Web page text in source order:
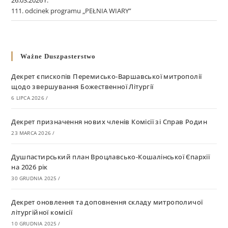
111. odcinek programu „PEŁNIA WIARY”
Ważne Duszpasterstwo
Декрет єпископів Перемисько-Варшавської митрополії
щодо звершування Божественної Літургії
6 LIPCA 2026 /
Декрет призначення нових членів Комісії зі Справ Родин
23 MARCA 2026 /
Душпастирський план Вроцлавсько-Кошалінської Єпархії
на 2026 рік
30 GRUDNIA 2025 /
Декрет оновлення та доповнення складу митрополичої
літургійної комісії
10 GRUDNIA 2025 /